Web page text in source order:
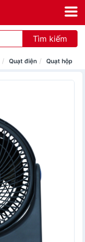
Tìm kiếm
Quạt điện Quạt hộp